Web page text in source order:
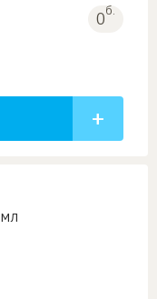
0б.